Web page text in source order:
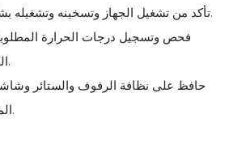
- تأكد من تشغيل الجهاز وتسخينه وتشغيله بشكل صحيح قبل الخدمة.
الكيميائية بناءً على نظامك.
الماكينة من التعقيم بفعالية.